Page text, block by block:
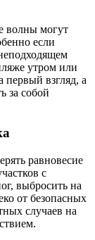
волны могут
если
утром или
первый взгляд, а
за собой
равновесие
с
выбросить на
от безопасных
случаев на